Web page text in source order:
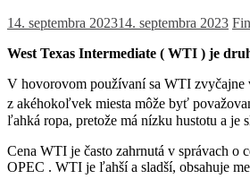
14. septembra 202314. septembra 2023
West Texas Intermediate ( WTI ) je
V hovorovom používaní sa WTI
z akéhokoľvek miesta môže byť
ľahká ropa, pretože má nízku hustotu a je
Cena WTI je často zahrnutá v správach o
OPEC . WTI je ľahší a sladší, obsahuje